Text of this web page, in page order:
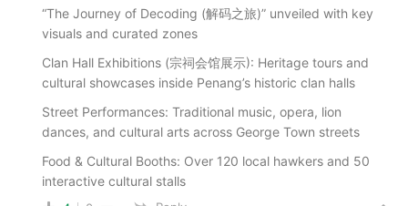
“The Journey of Decoding (解码之旅)” unveiled with key
visuals and curated zones
Clan Hall Exhibitions (宗祠会馆展示): Heritage tours and
cultural showcases inside Penang’s historic clan halls
Street Performances: Traditional music, opera, lion
dances, and cultural arts across George Town streets
Food & Cultural Booths: Over 120 local hawkers and 50
interactive cultural stalls